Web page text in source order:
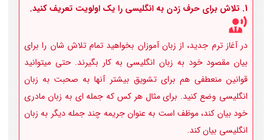
1. تلاش برای حرف زدن به انگلیسی را یک اولویت تعریف کنید.
در آغاز ترم جدید، از زبان آموزان بخواهید تمام تلاش ­شان را برای
بیان مقصود خود به زبان انگلیسی به کار بگیرند. حتی می­توانید
قوانین منعطفی هم برای تشویق بیشتر آنها به صحبت به زبان
انگلیسی وضع کنید. برای مثال هر کس که جمله ­ای به زبان مادری
خود بیان کند، موظف است به عنوان جریمه چند جمله دیگر به زبان
انگلیسی بیان کند.